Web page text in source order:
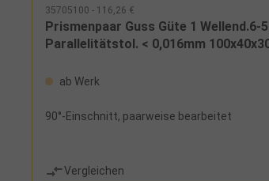
35705100 - 116,26 €
Prismenpaar Guss Güte 1 Wellend.6-
Parallelitätstol. < 0,016mm
ab Werk
90°-Einschnitt, paarweise bearbeitet
Vergleichen